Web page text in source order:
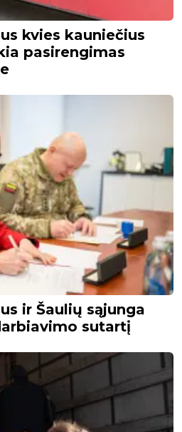
kvies kauniečius
pasirengimas
ir Šaulių sąjunga
sutartį